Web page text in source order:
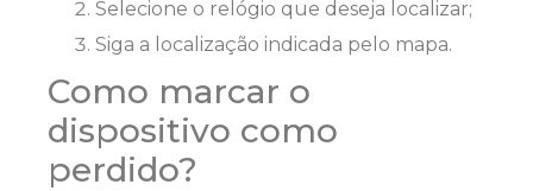
Selecione o relógio que deseja localizar;
Siga a localização indicada pelo mapa.
Como marcar o
dispositivo como
perdido?